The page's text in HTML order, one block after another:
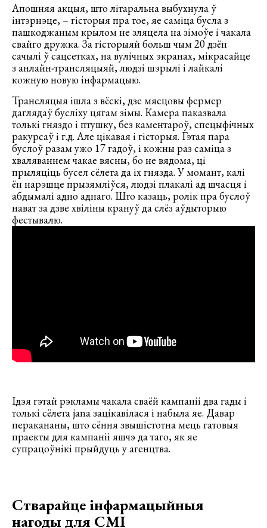
Апошняя акцыя, што літаральна выбухнула ў
інтэрнэце, – гісторыя пра тое, яе саміца бусла з
пашкоджаным крылом не зляцела на зімоўе і чакала
свайго дружка. За гісторыяй больш чым 20 дзён
сачылі ў сацсетках, на вулічных экранах, мікрасайце
з анлайн-трансляцыяй, людзі шэрылі і лайкалі
кожную новую інфармацыю.
Трансляцыя ішла з вёскі, дзе мясцовы фермер
даглядаў бусліху цягам зімы. Камера паказвала
толькі гняздо і птушку, без каментароў, спецыфічных
ракурсаў і г.д. Але цікавая і гісторыя. Гэтая пара
буслоў разам ужо 17 гадоў, і кожны раз саміца з
хваляваннем чакае вясны, бо не вядома, ці
прыляціць бусел сёлета да іх гнязда. У момант, калі
ён нарэшце прызямліўся, людзі плакалі ад шчасця і
абдымалі адно аднаго. Што казаць, ролік пра буслоў
нават за дзве хвіліны крануў да слёз аўдыторыю
фестывалю.
Ідэя гэтай рэкламы чакала сваёй кампаніі два гады і
толькі сёлета jana зацікавілася і набыла яе. Давар
перакананы, што сёння звышістотна мець гатовыя
праекты для кампаніі яшчэ да таго, як яе
супрацоўнікі прыйдуць у агенцтва.
Стварайце інфармацыйныя
нагоды для СМІ